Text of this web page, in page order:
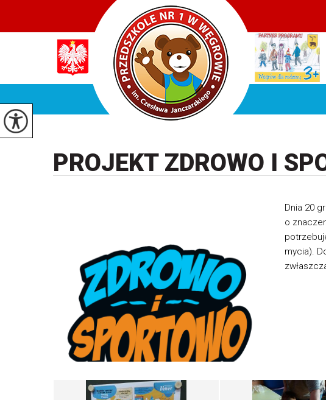
PROJEKT ZDROWO I
Dnia 20
o
mycia).